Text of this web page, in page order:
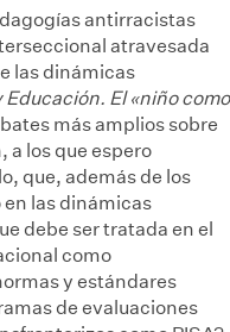
antirracistas
atravesada
las dinámicas
Educación. El «niño como
más amplios sobre
a los que espero
que, además de los
en las dinámicas
debe ser tratada en el
como
y estándares
de evaluaciones